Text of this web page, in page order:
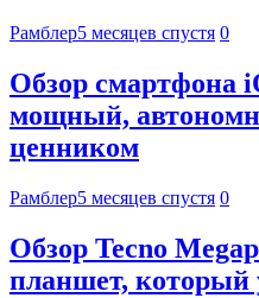
Рамблер5 месяцев спустя 0
Обзор смартфона
мощный,
ценником
Рамблер5 месяцев спустя 0
Обзор Tecno
планшет, который